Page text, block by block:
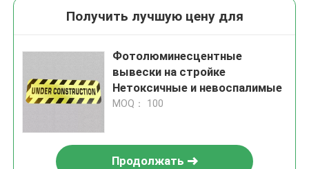
Получить лучшую цену для
Фотолюминесцентные
вывески на стройке
Нетоксичные и невоспалимые
MOQ： 100
Продолжать